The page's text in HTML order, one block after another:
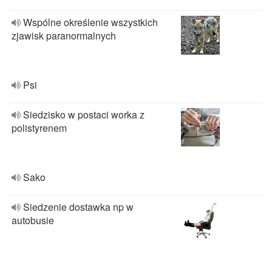
Wspólne określenie wszystkich
zjawisk paranormalnych
Psi
Siedzisko w postaci worka z
polistyrenem
Sako
Siedzenie dostawka np w
autobusie